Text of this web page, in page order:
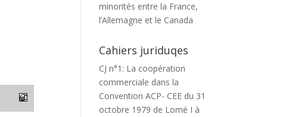
minorités entre la France,
l’Allemagne et le Canada
Cahiers juriduqes
CJ n°1: La coopération
commerciale dans la
Convention ACP- CEE du 31
octobre 1979 de Lomé I à